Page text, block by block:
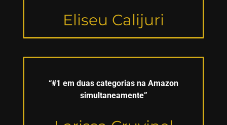
Eliseu Calijuri
“#1 em duas categorias na Amazon
simultaneamente”